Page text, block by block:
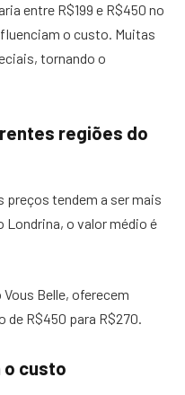
entre R$199 e R$450 no
o custo. Muitas
tornando o
regiões do
preços tendem a ser mais
Londrina, o valor médio é
Belle, oferecem
R$450 para R$270.
o custo